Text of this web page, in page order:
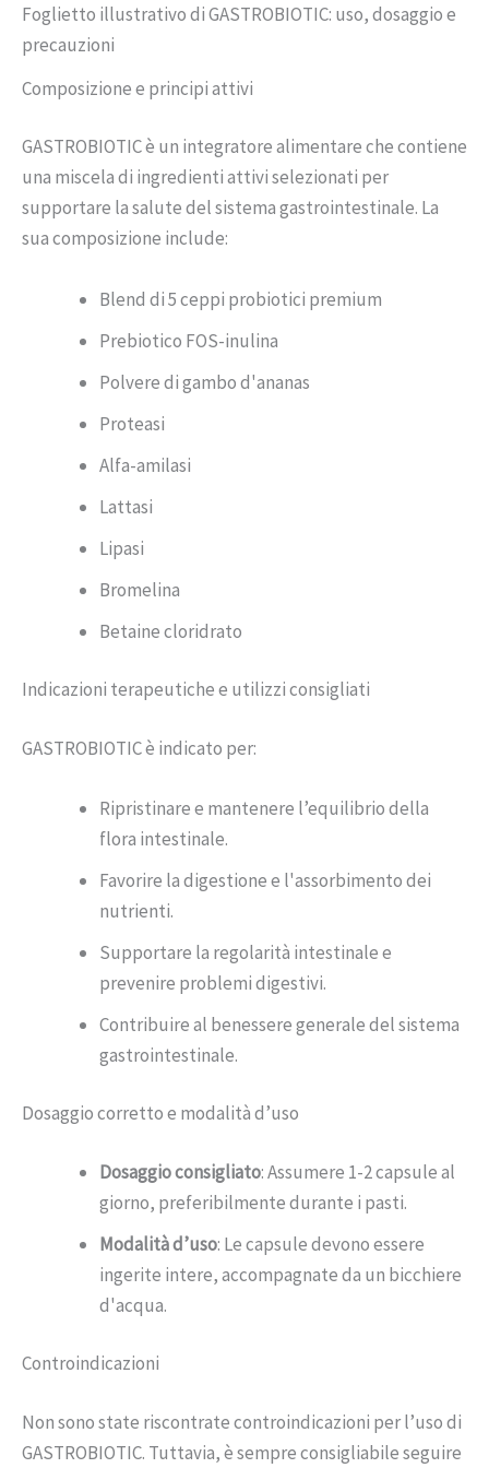
Foglietto illustrativo di GASTROBIOTIC: uso, dosaggio e
precauzioni
Composizione e principi attivi
GASTROBIOTIC è un integratore alimentare che contiene
una miscela di ingredienti attivi selezionati per
supportare la salute del sistema gastrointestinale. La
sua composizione include:
Blend di 5 ceppi probiotici premium
Prebiotico FOS-inulina
Polvere di gambo d'ananas
Proteasi
Alfa-amilasi
Lattasi
Lipasi
Bromelina
Betaine cloridrato
Indicazioni terapeutiche e utilizzi consigliati
GASTROBIOTIC è indicato per:
Ripristinare e mantenere l’equilibrio della
flora intestinale.
Favorire la digestione e l'assorbimento dei
nutrienti.
Supportare la regolarità intestinale e
prevenire problemi digestivi.
Contribuire al benessere generale del sistema
gastrointestinale.
Dosaggio corretto e modalità d’uso
Dosaggio consigliato: Assumere 1-2 capsule al
giorno, preferibilmente durante i pasti.
Modalità d’uso: Le capsule devono essere
ingerite intere, accompagnate da un bicchiere
d'acqua.
Controindicazioni
Non sono state riscontrate controindicazioni per l’uso di
GASTROBIOTIC. Tuttavia, è sempre consigliabile seguire